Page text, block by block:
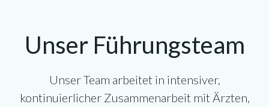
Unser Führungsteam
Unser Team arbeitet in intensiver,
kontinuierlicher Zusammenarbeit mit Ärzten,